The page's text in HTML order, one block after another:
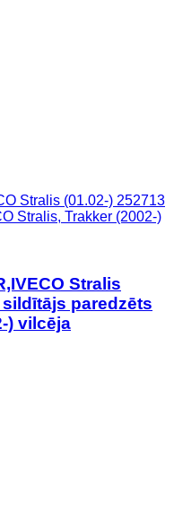
Stralis (01.02-) 252713
Stralis, Trakker (2002-)
Stralis
sildītājs paredzēts
) vilcēja